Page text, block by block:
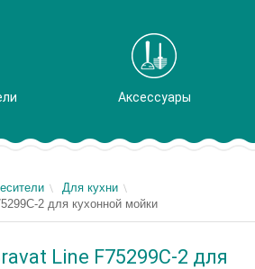
Аксессуары
Для кухни
2 для кухонной мойки
Line F75299C-2 для